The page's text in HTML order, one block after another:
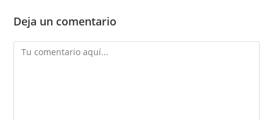
Deja un comentario
Comentario